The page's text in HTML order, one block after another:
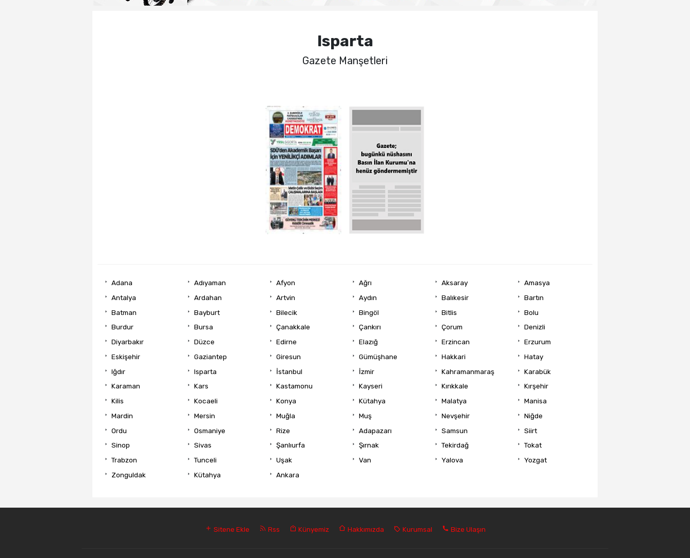
Isparta
Gazete Manşetleri
Adana Adıyaman Afyon Ağrı Aksaray
Amasya
Antalya
Ardahan Artvin Aydın Balıkesir
Bartın
Batman
Bayburt Bilecik Bingöl Bitlis
Bolu
Burdur
Bursa Çanakkale Çankırı Çorum
Denizli
Diyarbakır
Düzce Edirne Elazığ Erzincan
Erzurum
Eskişehir
Gaziantep Giresun Gümüşhane Hakkari
Hatay
Iğdır
Isparta İstanbul İzmir Kahramanmaraş
Karabük
Karaman
Kars Kastamonu Kayseri Kırıkkale
Kırşehir
Kilis
Kocaeli Konya Kütahya Malatya
Manisa
Mardin
Mersin Muğla Muş Nevşehir
Niğde
Ordu
Osmaniye Rize Adapazarı Samsun
Siirt
Sinop
Sivas Şanlıurfa Şırnak Tekirdağ
Tokat
Trabzon
Tunceli Uşak Van Yalova
Yozgat
Zonguldak
Kütahya Ankara
Sitene Ekle Rss Künyemiz Hakkımızda Kurumsal Bize Ulaşın